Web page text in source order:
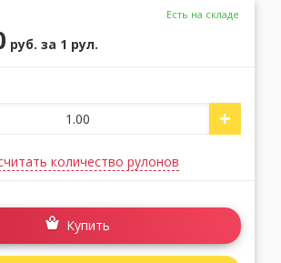
Есть на складе
руб. за 1 рул.
+
количество рулонов
Купить